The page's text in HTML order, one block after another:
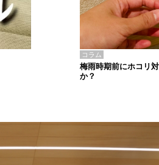
コラム
梅雨時期前にホコリ
か？